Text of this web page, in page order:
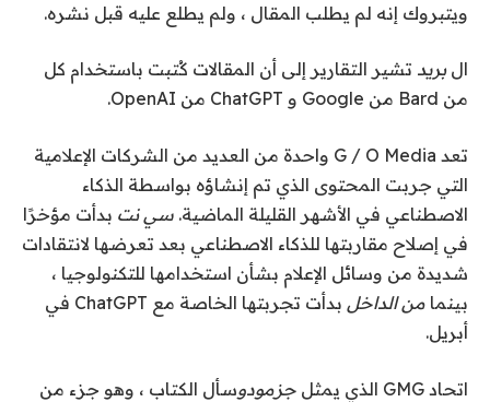
ويتبروك إنه لم يطلب المقال ، ولم يطلع عليه قبل نشره.
البريد تشير التقارير إلى أن المقالات كُتبت باستخدام كل
من Bard من Google و ChatGPT من OpenAI.
تعد G / O Media واحدة من العديد من الشركات الإعلامية
التي جربت المحتوى الذي تم إنشاؤه بواسطة الذكاء
الاصطناعي في الأشهر القليلة الماضية. سي نت بدأت مؤخرًا
في إصلاح مقاربتها للذكاء الاصطناعي بعد تعرضها لانتقادات
شديدة من وسائل الإعلام بشأن استخدامها للتكنولوجيا ،
بينما من الداخل
بدأت تجربتها الخاصة مع ChatGPT في
أبريل.
اتحاد GMG الذي يمثل جزمودوسأل الكتاب ، وهو جزء من